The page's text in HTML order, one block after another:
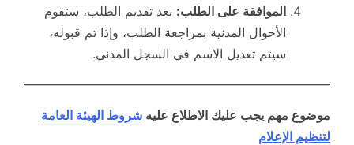
الموافقة على الطلب: بعد تقديم الطلب، ستقوم
الأحوال المدنية بمراجعة الطلب، وإذا تم قبوله،
سيتم تعديل الاسم في السجل المدني.
موضوع مهم يجب عليك الاطلاع عليه شروط الهيئة العامة
لتنظيم الإعلام